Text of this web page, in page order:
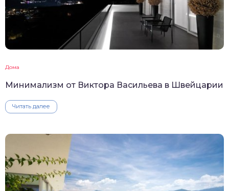
Дома
Минимализм от Виктора Васильева в Швейцарии
Читать далее